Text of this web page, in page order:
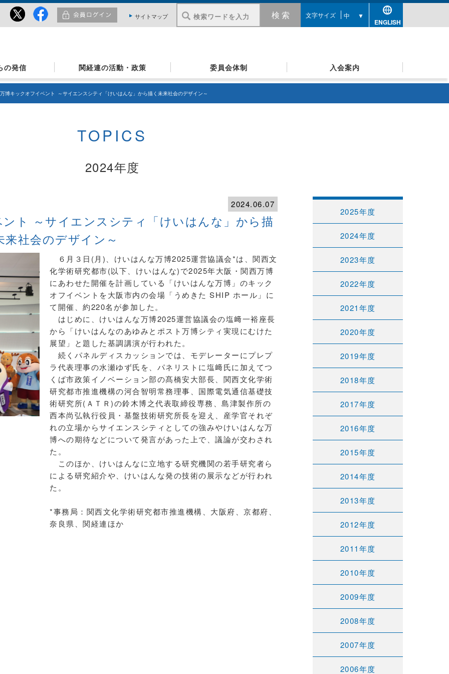
サイトマップ 文字サイズ
ENGLISH
の発信 関経連の活動・政策 委員会体制 入会案内
博キックオフイベント ～サイエンスシティ「けいはんな」から描く未来社会のデザイン～
TOPICS
2024年度
2024.06.07
ト ～サイエンスシティ「けいはんな」から描
来社会のデザイン～
６月３日(月)、けいはんな万博2025運営協議会*は、関西文
化学術研究都市(以下、けいはんな)で2025年大阪・関西万博
にあわせた開催を計画している「けいはんな万博」のキック
オフイベントを大阪市内の会場「うめきた SHIP ホール」に
て開催、約220名が参加した。
はじめに、けいはんな万博2025運営協議会の塩﨑一裕座長
から「けいはんなのあゆみとポスト万博シティ実現にむけた
展望」と題した基調講演が行われた。
続くパネルディスカッションでは、モデレーターにプレプ
ラ代表理事の水瀬ゆず氏を、パネリストに塩﨑氏に加えてつ
くば市政策イノベーション部の髙橋安大部長、関西文化学術
研究都市推進機構の河合智明常務理事、国際電気通信基礎技
術研究所(ＡＴＲ)の鈴木博之代表取締役専務、島津製作所の
西本尚弘執行役員・基盤技術研究所長を迎え、産学官それぞ
れの立場からサイエンスシティとしての強みやけいはんな万
博への期待などについて発言があった上で、議論が交わされ
た。
このほか、けいはんなに立地する研究機関の若手研究者ら
による研究紹介や、けいはんな発の技術の展示などが行われ
た。
*事務局：関西文化学術研究都市推進機構、大阪府、京都府、
奈良県、関経連ほか
2025年度
2024年度
2023年度
2022年度
2021年度
2020年度
2019年度
2018年度
2017年度
2016年度
2015年度
2014年度
2013年度
2012年度
2011年度
2010年度
2009年度
2008年度
2007年度
2006年度